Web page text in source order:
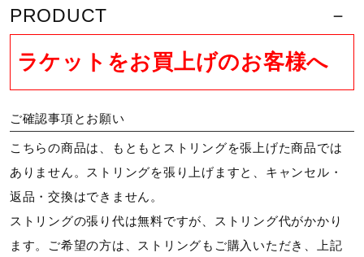
グラファイト（ソリッドカーボンコンセプト）、グラス、
VAポリマー
原産国
中国製
フェイス面積
PRODUCT
ラケットをお買上げのお客様へ
ご確認事項とお願い
こちらの商品は、もともとストリングを張上げた商品では
ありません。ストリングを張り上げますと、キャンセル・
返品・交換はできません。
ストリングの張り代は無料ですが、ストリング代がかかり
ます。ご希望の方は、ストリングもご購入いただき、上記